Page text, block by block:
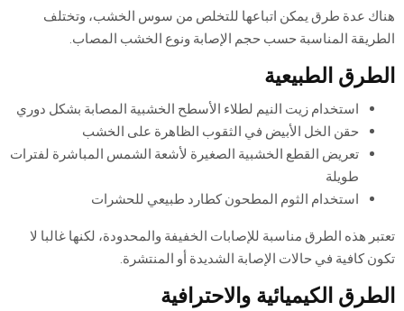
هناك عدة طرق يمكن اتباعها للتخلص من سوس الخشب، وتختلف
الطريقة المناسبة حسب حجم الإصابة ونوع الخشب المصاب.
الطرق الطبيعية
استخدام زيت النيم لطلاء الأسطح الخشبية المصابة بشكل دوري
حقن الخل الأبيض في الثقوب الظاهرة على الخشب
تعريض القطع الخشبية الصغيرة لأشعة الشمس المباشرة لفترات
طويلة
استخدام الثوم المطحون كطارد طبيعي للحشرات
تعتبر هذه الطرق مناسبة للإصابات الخفيفة والمحدودة، لكنها غالبا لا
تكون كافية في حالات الإصابة الشديدة أو المنتشرة.
الطرق الكيميائية والاحترافية